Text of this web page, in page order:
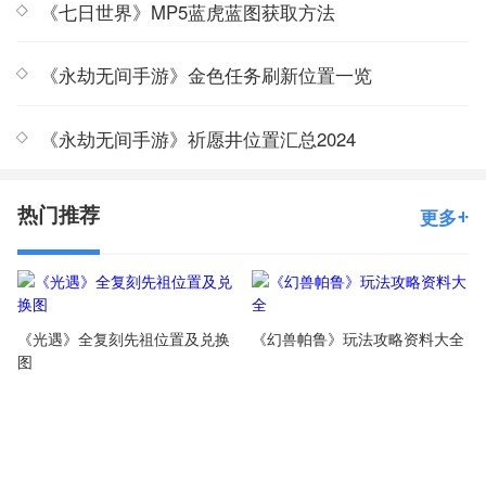
《七日世界》MP5蓝虎蓝图获取方法
《永劫无间手游》金色任务刷新位置一览
《永劫无间手游》祈愿井位置汇总2024
热门推荐 更多
《光遇》全复刻先祖位置及兑换
图
《幻兽帕鲁》玩法攻略资料大全